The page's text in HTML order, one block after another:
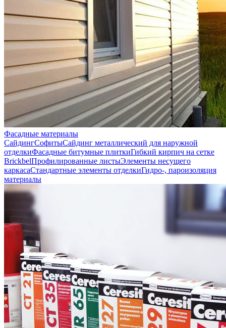
Фасадные материалы
СайдингСофитыСайдинг металлический для наружной
отделкиФасадные битумные плиткиГибкий кирпич на сетке
BrickbelПрофилированные листыЭлементы несущего
каркасаСтандартные элементы отделкиГидро-, пароизоляция
материалы